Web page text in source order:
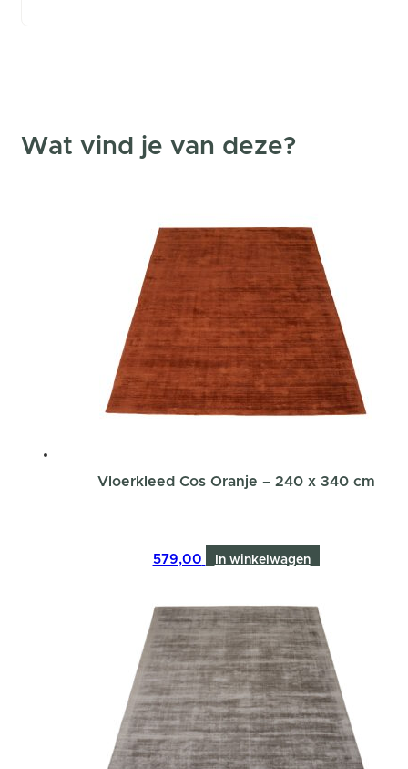
Wat vind je van deze?
Vloerkleed Cos Oranje – 240 x 340 cm
579,00 In winkelwagen